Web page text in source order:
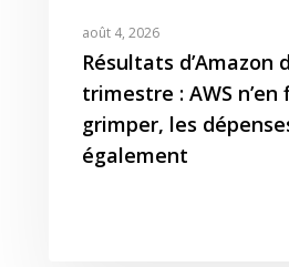
août 4, 2026
Résultats d’Amazon
trimestre : AWS
grimper, les
également